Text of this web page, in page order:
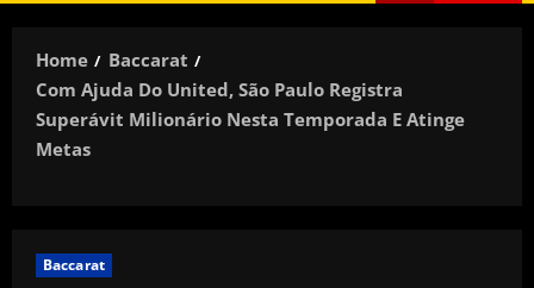
Home
Baccarat
Com Ajuda Do United, São Paulo Registra
Superávit Milionário Nesta Temporada E Atinge
Metas
Baccarat